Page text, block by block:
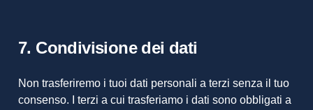
7. Condivisione dei dati
Non trasferiremo i tuoi dati personali a terzi senza il tuo
consenso. I terzi a cui trasferiamo i dati sono obbligati a